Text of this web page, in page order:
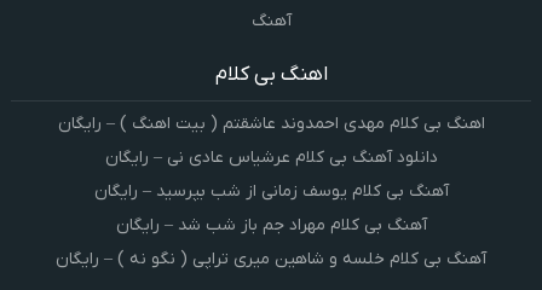
آهنگ
اهنگ بی کلام
اهنگ بی کلام مهدی احمدوند عاشقتم ( بیت اهنگ ) – رایگان
دانلود آهنگ بی کلام عرشیاس عادی نی – رایگان
آهنگ بی کلام یوسف زمانی از شب بپرسید – رایگان
آهنگ بی کلام مهراد جم باز شب شد – رایگان
آهنگ بی کلام خلسه و شاهین میری تراپی ( نگو نه ) – رایگان